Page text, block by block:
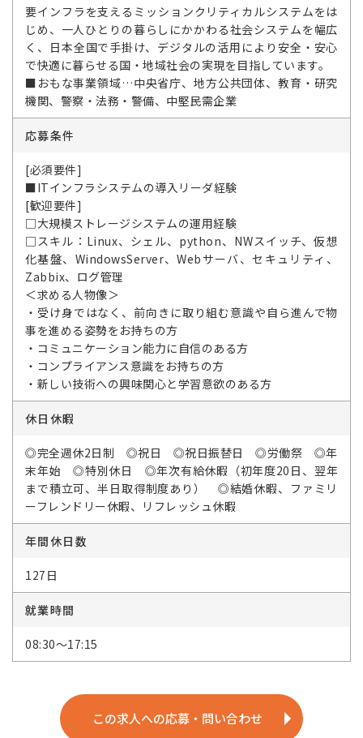
要インフラを支えるミッションクリティカルシステムをは
じめ、一人ひとりの暮らしにかかわる社会システムを幅広
く、日本全国で手掛け、デジタルの活用により安全・安心
で快適に暮らせる国・地域社会の実現を目指しています。
■おもな事業領域…中央省庁、地方公共団体、教育・研究
機関、警察・法務・警備、中堅民需企業
応募条件
[必須要件]
■ITインフラシステムの導入リーダ経験
[歓迎要件]
□大規模ストレージシステムの運用経験
□スキル：Linux、シェル、python、NWスイッチ、仮想
化基盤、WindowsServer、Webサーバ、セキュリティ、
Zabbix、ログ管理
＜求める人物像＞
・受け身ではなく、前向きに取り組む意識や自ら進んで物
事を進める姿勢をお持ちの方
・コミュニケーション能力に自信のある方
・コンプライアンス意識をお持ちの方
・新しい技術への興味関心と学習意欲のある方
休日休暇
◎完全週休2日制 ◎祝日 ◎祝日振替日 ◎労働祭 ◎年
末年始 ◎特別休日 ◎年次有給休暇（初年度20日、翌年
まで積立可、半日取得制度あり） ◎結婚休暇、ファミリ
ーフレンドリー休暇、リフレッシュ休暇
年間休日数
127日
就業時間
08:30～17:15
この求人への応募・問い合わせ